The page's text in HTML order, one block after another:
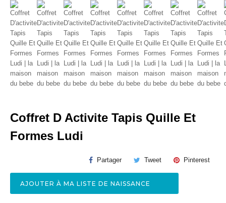
Coffret D Activite Tapis Quille Et
Formes Ludi
Partager Tweet Pinterest
AJOUTER À MA LISTE DE NAISSANCE